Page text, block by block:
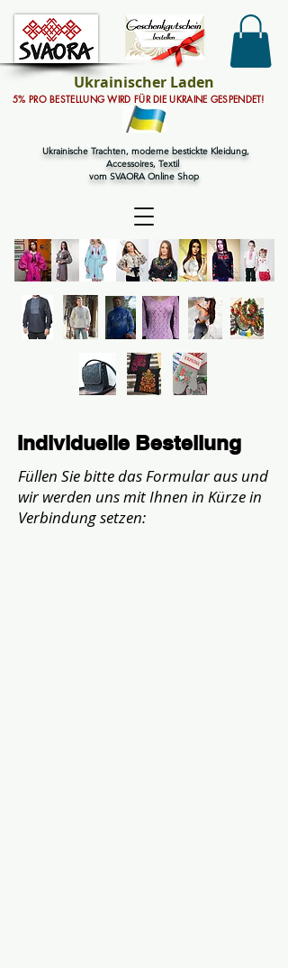
Ukrainische Trachten, moderne bestickte Kleidung,
Accessoires, Textil
vom SVAORA Online Shop
5% PRO BESTELLUNG WIRD FÜR DIE UKRAINE GESPENDET!
Ukrainischer Laden
Individuelle Bestellung
Füllen Sie bitte das Formular aus und
wir werden uns mit Ihnen in Kürze in
Verbindung setzen: